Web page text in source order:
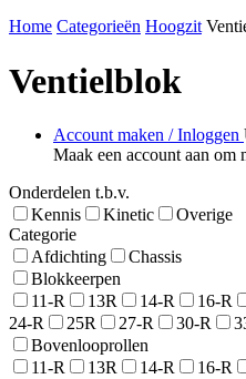
Home Categorieën Hoogzit
Ventielblok
Account maken / Inloggen
Maak een account aan om
Onderdelen t.b.v.
Kennis
Kinetic
Overige
Categorie
Afdichting
Chassis
Blokkeerpen
11-R
13R 14-R 16-R
24-R
25R 27-R 30-R
Bovenlooprollen
11-R
13R 14-R 16-R